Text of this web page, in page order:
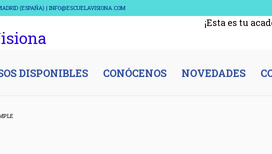
(ESPAÑA) | INFO@ESCUELAVISIONA.COM
¡Esta es tu
DISPONIBLES CONÓCENOS NOVEDADES